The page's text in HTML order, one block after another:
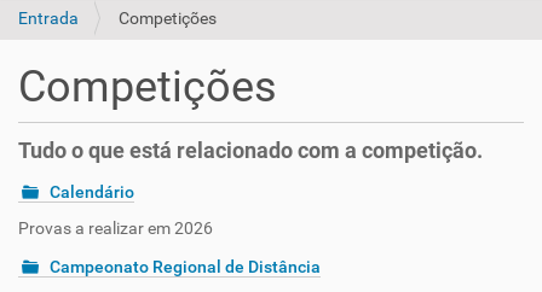
Entrada Competições
Competições
Tudo o que está relacionado com a competição.
Calendário
Provas a realizar em 2026
Campeonato Regional de Distância